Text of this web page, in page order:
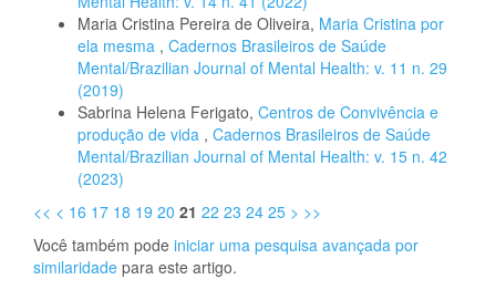
Maria Cristina Pereira de Oliveira, Maria Cristina por
ela mesma , Cadernos Brasileiros de Saúde
Mental/Brazilian Journal of Mental Health: v. 11 n. 29
(2019)
Sabrina Helena Ferigato, Centros de Convivência e
produção de vida , Cadernos Brasileiros de Saúde
Mental/Brazilian Journal of Mental Health: v. 15 n. 42
(2023)
<< < 16 17 18 19 20 21 22 23 24 25 > >>
Você também pode iniciar uma pesquisa avançada por
similaridade para este artigo.